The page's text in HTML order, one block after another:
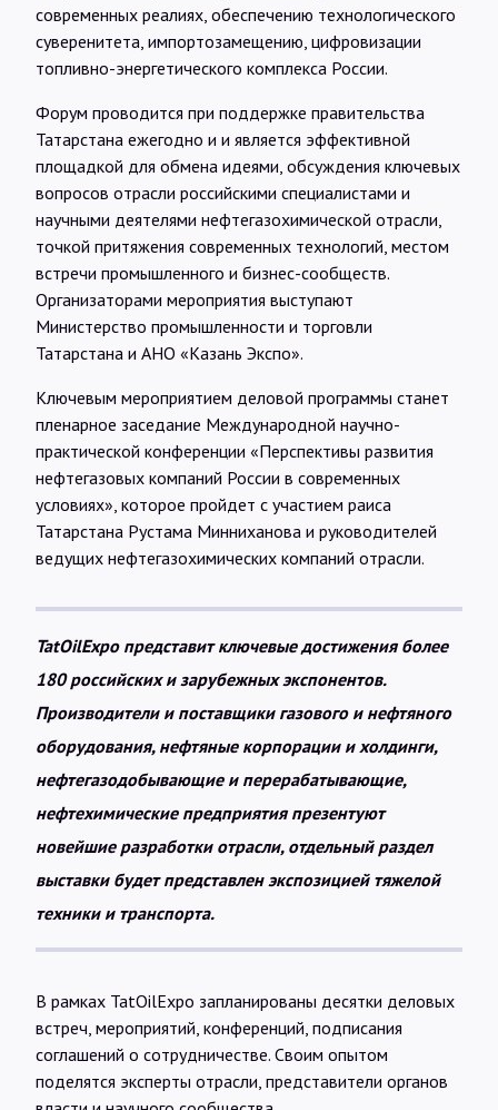
современных реалиях, обеспечению технологического
суверенитета, импортозамещению, цифровизации
топливно-энергетического комплекса России.
Форум проводится при поддержке правительства
Татарстана ежегодно и и является эффективной
площадкой для обмена идеями, обсуждения ключевых
вопросов отрасли российскими специалистами и
научными деятелями нефтегазохимической отрасли,
точкой притяжения современных технологий, местом
встречи промышленного и бизнес-сообществ.
Организаторами мероприятия выступают
Министерство промышленности и торговли
Татарстана и АНО «Казань Экспо».
Ключевым мероприятием деловой программы станет
пленарное заседание Международной научно-
практической конференции «Перспективы развития
нефтегазовых компаний России в современных
условиях», которое пройдет с участием раиса
Татарстана Рустама Минниханова и руководителей
ведущих нефтегазохимических компаний отрасли.
TatOilExpo представит ключевые достижения более
180 российских и зарубежных экспонентов.
Производители и поставщики газового и нефтяного
оборудования, нефтяные корпорации и холдинги,
нефтегазодобывающие и перерабатывающие,
нефтехимические предприятия презентуют
новейшие разработки отрасли, отдельный раздел
выставки будет представлен экспозицией тяжелой
техники и транспорта.
В рамках TatOilExpo запланированы десятки деловых
встреч, мероприятий, конференций, подписания
соглашений о сотрудничестве. Своим опытом
поделятся эксперты отрасли, представители органов